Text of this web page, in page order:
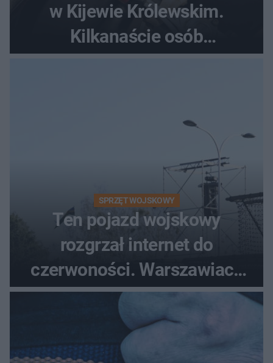
w Kijewie Królewskim.
Kilkanaście osób
SPRZĘT WOJSKOWY
Ten pojazd wojskowy
rozgrzał internet do
czerwoności. Warszawiacy
pytali, czy to Mad Max!